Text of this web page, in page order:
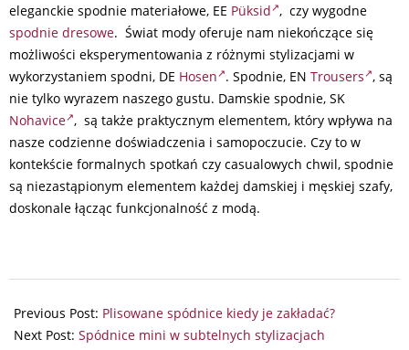
eleganckie spodnie materiałowe, EE Püksid , czy wygodne
spodnie dresowe. Świat mody oferuje nam niekończące się
możliwości eksperymentowania z różnymi stylizacjami w
wykorzystaniem spodni, DE Hosen . Spodnie, EN Trousers , są
nie tylko wyrazem naszego gustu. Damskie spodnie, SK
Nohavice , są także praktycznym elementem, który wpływa na
nasze codzienne doświadczenia i samopoczucie. Czy to w
kontekście formalnych spotkań czy casualowych chwil, spodnie
są niezastąpionym elementem każdej damskiej i męskiej szafy,
doskonale łącząc funkcjonalność z modą.
05-
20
Previous Post: Plisowane spódnice kiedy je zakładać?
Next Post: Spódnice mini w subtelnych stylizacjach